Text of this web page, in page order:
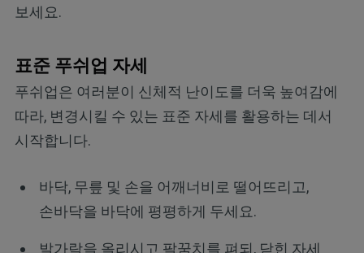
보세요.
표준 푸쉬업 자세
푸쉬업은 여러분이 신체적 난이도를 더욱 높여감에
따라, 변경시킬 수 있는 표준 자세를 활용하는 데서
시작합니다.
바닥, 무릎 및 손을 어깨너비로 떨어뜨리고,
손바닥을 바닥에 평평하게 두세요.
발가락을 올리시고 팔꿈치를 펴되, 닫힌 자세